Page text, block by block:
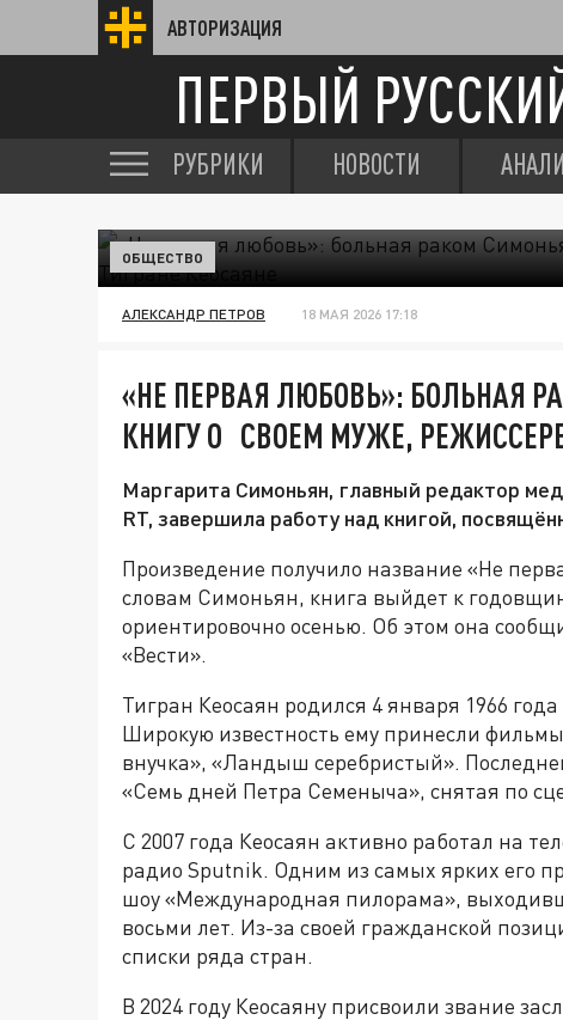
АВТОРИЗАЦИЯ
ПЕРВЫЙ
РУБРИКИ НОВОСТИ
ОБЩЕСТВО
АЛЕКСАНДР ПЕТРОВ 18 МАЯ 2026 17:18
«НЕ ПЕРВАЯ ЛЮБОВЬ»: БОЛЬНАЯ
КНИГУ О СВОЕМ МУЖЕ,
Маргарита Симоньян, главный редактор
RT, завершила работу над книгой,
Произведение получило название «Не
словам Симоньян, книга выйдет к
ориентировочно осенью. Об этом она
«Вести».
Тигран Кеосаян родился 4 января 1966
Широкую известность ему принесли
внучка», «Ландыш серебристый».
«Семь дней Петра Семеныча», снятая по
С 2007 года Кеосаян активно работал на
радио Sputnik. Одним из самых ярких его
шоу «Международная пилорама»,
восьми лет. Из-за своей гражданской
списки ряда стран.
В 2024 году Кеосаяну присвоили звание